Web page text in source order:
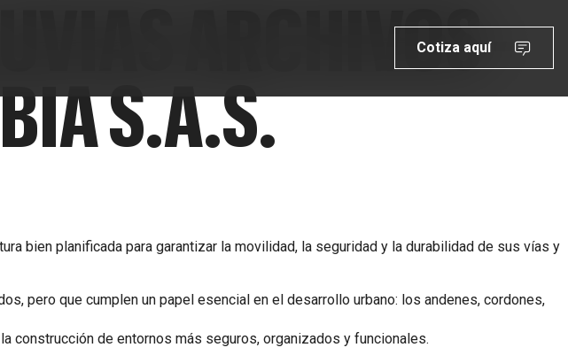
Cotiza aquí
ARCHIVOS -
S.A.S.
bien planificada para garantizar la movilidad, la seguridad y la durabilidad de sus vías y
pero que cumplen un papel esencial en el desarrollo urbano: los andenes, cordones,
construcción de entornos más seguros, organizados y funcionales.